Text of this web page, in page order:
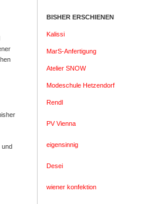
und
BISHER ERSCHIENEN
Kalissi
MarS-Anfertigung
Atelier SNOW
Modeschule Hetzendorf
Rendl
PV Vienna
eigensinnig
Desei
wiener konfektion